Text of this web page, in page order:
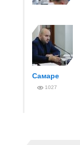
Самаре
1027